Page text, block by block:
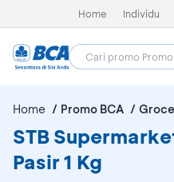
Home Individu
Home Promo BCA
STB
Pasir 1 Kg